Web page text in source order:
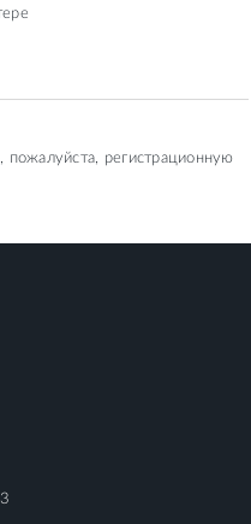
пожалуйста, регистрационную